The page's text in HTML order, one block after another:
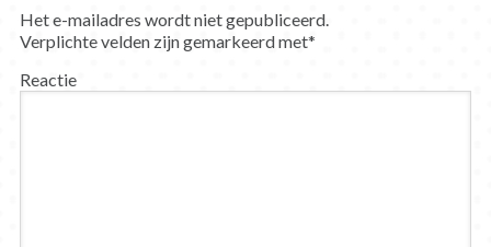
Lifebars
Het e-mailadres wordt niet gepubliceerd.
Verplichte velden zijn gemarkeerd met*
Reactie